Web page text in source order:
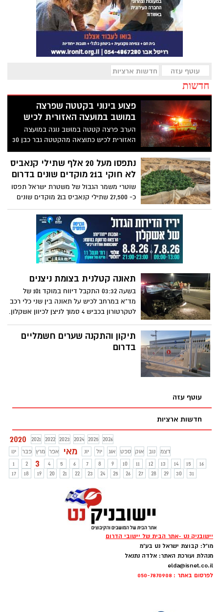
עוטף עזה חדשות ארציות
חדשות
פצוע בינוני בקטטה שפרצה
במושב במועצה האזורית לכיש
הערב פרצה קטטה במושב נוגה במועצה
האזורית לכיש כתוצאה מהקטטה גבר כבן 30
נפצע. חובשים ופראמדיקים של מד"א
מעניקים טיפול רפואי ומפנים לבי"ח סורוקה
גבר כבן 30 כשהוא במצב בינוני.
נתפסו מעל 20 אלף שתילי קנאביס
לא חוקי ב21 מוקדים שונים בדרום
שוטרי משמר הגבול של משטרת ישראל תפסו
כ- 27,500 שתילי קנאביס ב21 מוקדים שונים
בשטחי אש בצאלים.
תאונה קטלנית בצומת ניצנים
בשעה 03:32 התקבל דיווח במוקד 101 של
מד"א במרחב לכיש על תאונה בין שני כלי רכב
לטקרטורון בכביש 4 סמוך לניצן לכיוון אשקלון.
מותו של גבר כבן 50 והעניקו טיפול רפואי
ופינו לבית חולים ברזילי את שני נהגי הרכבים
שנפגעו קל.
תיקון והתקנה שערים חשמליים
בדרום
עוטף עזה
חדשות ארציות
2020 2021 2022 2023 2024 2025
2026
ינו
פבר מרץ אפר מאי יונ יול אוג ספט אוק נוב
דצמ
1
2 3 4 5 6 7 8 9 10 11 12 13 14 15
16
17
18 19 20 21 22 23 24 25 26 27 28 29 30 31
יישובניק נט -אתר הבית של יישובי הדרום
מו"ל: קבוצת ישראל נט בע"מ
מנהלת ועורכת האתר: אלדה נתנאל
elda@isnet.co.il
לפרסום באתר : 050-7870908